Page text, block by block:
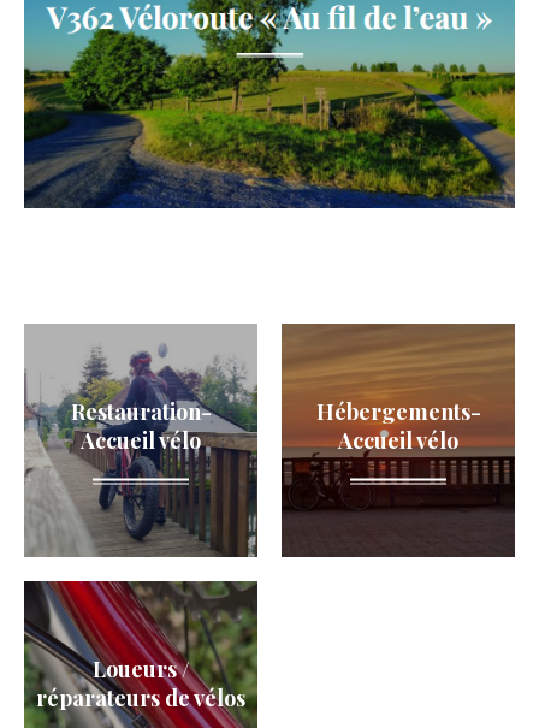
Restauration-
Accueil vélo
Hébergements-
Accueil vélo
Loueurs /
réparateurs de vélos